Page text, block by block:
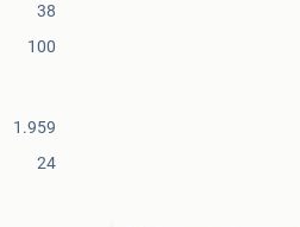
38
100
1.959
24